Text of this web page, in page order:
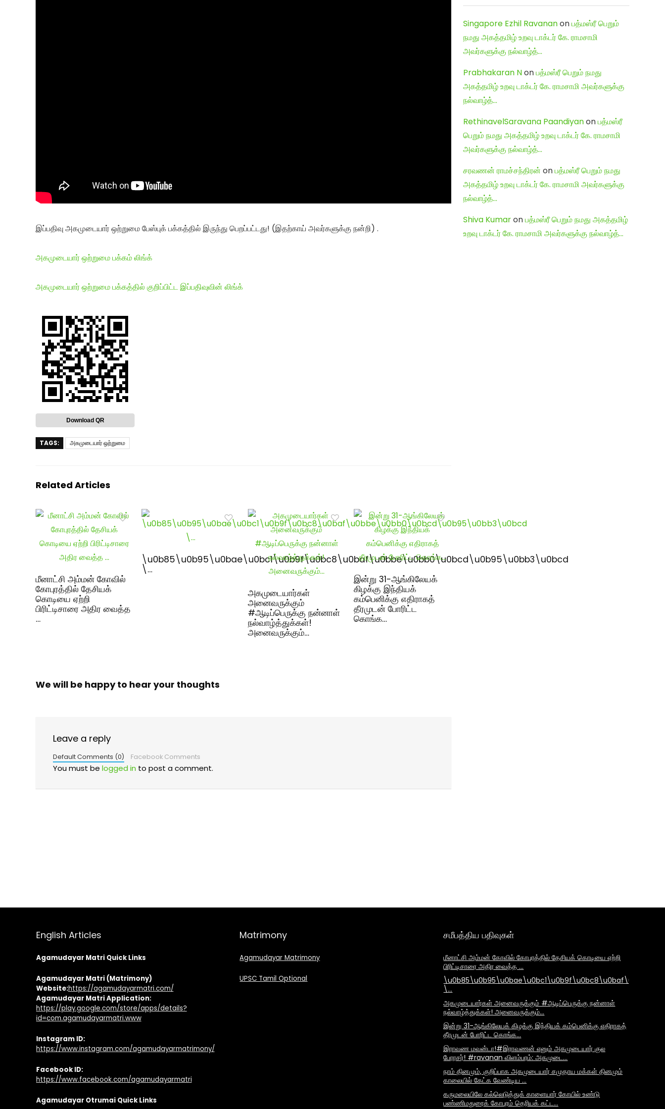
இப்பதிவு அகமுடையார் ஒற்றுமை பேஸ்புக் பக்கத்தில் இருந்து பெறப்பட்டது! (இதற்காய் அவர்களுக்கு நன்றி) .
அகமுடையார் ஒற்றுமை பக்கம் லிங்க்
அகமுடையார் ஒற்றுமை பக்கத்தில் குறிப்பிட்ட இப்பதிவுவின் லிங்க்
Download QR
TAGS: அகமுடையார் ஒற்றுமை
Related Articles
மீனாட்சி அம்மன் கோவில்
கோபுரத்தில் தேசியக்
கொடியை ஏற்றி
பிரிட்டிசாரை அதிர வைத்த
…
\u0b85\u0b95\u0bae\u0bc1\u0b9f\u0bc8\u0baf\u0bbe\u0bb0\u0bcd\u0b95\u0bb3\u0bcd
\…
அகமுடையார்கள்
அனைவருக்கும்
#ஆடிப்பெருக்கு நன்னாள்
நல்வாழ்த்துக்கள்!
அனைவருக்கும்…
இன்று 31-ஆங்கிலேயக்
கிழக்கு இந்தியக்
கம்பெனிக்கு எதிராகத்
தீரமுடன் போரிட்ட
கொங்க…
We will be happy to hear your thoughts
Leave a reply
Default Comments (0) Facebook Comments
You must be logged in to post a comment.
Singapore Ezhil Ravananonபத்மஸ்ரீ பெறும்
நமது அகத்தமிழ் உறவு டாக்டர் கே. ராமசாமி
அவர்களுக்கு நல்வாழ்த்…
Prabhakaran Nonபத்மஸ்ரீ பெறும் நமது
அகத்தமிழ் உறவு டாக்டர் கே. ராமசாமி அவர்களுக்கு
நல்வாழ்த்…
RethinavelSaravana Paandiyanonபத்மஸ்ரீ
பெறும் நமது அகத்தமிழ் உறவு டாக்டர் கே. ராமசாமி
அவர்களுக்கு நல்வாழ்த்…
சரவணன் ராமச்சந்திரன் onபத்மஸ்ரீ பெறும் நமது
அகத்தமிழ் உறவு டாக்டர் கே. ராமசாமி அவர்களுக்கு
நல்வாழ்த்…
Shiva Kumaronபத்மஸ்ரீ பெறும் நமது அகத்தமிழ்
உறவு டாக்டர் கே. ராமசாமி அவர்களுக்கு நல்வாழ்த்…
English Articles
Agamudayar Matri Quick Links
Agamudayar Matri (Matrimony)
Website:https://agamudayarmatri.com/
Agamudayar Matri Application:
https://play.google.com/store/apps/details?
id=com.agamudayarmatri.www
Instagram ID:
https://www.instagram.com/agamudayarmatrimony/
Facebook ID:
https://www.facebook.com/agamudayarmatri
Agamudayar Otrumai Quick Links
Matrimony
Agamudayar Matrimony
UPSC Tamil Optional
சமீபத்திய பதிவுகள்
மீனாட்சி அம்மன் கோவில் கோபுரத்தில் தேசியக் கொடியை ஏற்றி
பிரிட்டிசாரை அதிர வைத்த …
\…
அகமுடையார்கள் அனைவருக்கும் #ஆடிப்பெருக்கு நன்னாள்
நல்வாழ்த்துக்கள்! அனைவருக்கும்…
இன்று 31-ஆங்கிலேயக் கிழக்கு இந்தியக் கம்பெனிக்கு எதிராகத்
தீரமுடன் போரிட்ட கொங்க…
இராவண மவன்டா!#இராவணன் எனும் அகமுடையார் குல
பேரரசர்! #ravanan விளம்பரம்: அகமுடை…
நாம் தினமும், குறிப்பாக அகமுடையார் சமுதாய மக்கள் தினமும்
காலையில் கேட்க வேண்டிய …
கருமலையிலே கல்லெடுத்துக் காளையார் கோயில் உண்டு
பண்ணிமதுரைக் கோபுரம் தெரியக் கட்ட…